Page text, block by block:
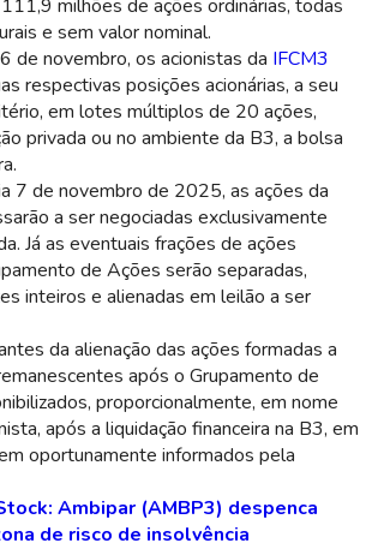
milhões de ações ordinárias, todas
e sem valor nominal.
de novembro, os acionistas da IFCM3
respectivas posições acionárias, a seu
em lotes múltiplos de 20 ações,
privada ou no ambiente da B3, a bolsa
7 de novembro de 2025, as ações da
a ser negociadas exclusivamente
Já as eventuais frações de ações
de Ações serão separadas,
inteiros e alienadas em leilão a ser
da alienação das ações formadas a
após o Grupamento de
proporcionalmente, em nome
após a liquidação financeira na B3, em
oportunamente informados pela
Ambipar (AMBP3) despenca
de risco de insolvência